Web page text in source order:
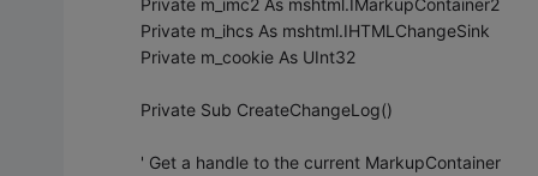
Private m_imc2 As mshtml.IMarkupContainer2
Private m_ihcs As mshtml.IHTMLChangeSink
Private m_cookie As UInt32
Private Sub CreateChangeLog()
' Get a handle to the current MarkupContainer